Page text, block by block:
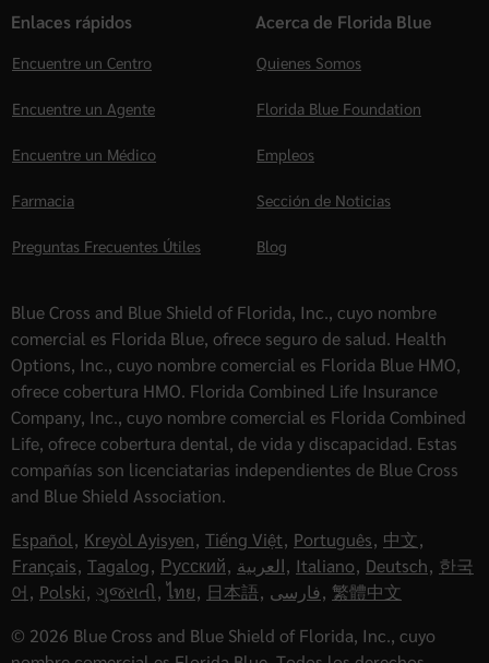
Enlaces rápidos
Encuentre un Centro
Encuentre un Agente
Encuentre un Médico
Farmacia
Preguntas Frecuentes Útiles
Acerca de Florida Blue
Quienes Somos
Florida Blue Foundation
Empleos
Sección de Noticias
Blog
Blue Cross and Blue Shield of Florida, Inc., cuyo nombre
comercial es Florida Blue, ofrece seguro de salud. Health
Options, Inc., cuyo nombre comercial es Florida Blue HMO,
ofrece cobertura HMO. Florida Combined Life Insurance
Company, Inc., cuyo nombre comercial es Florida Combined
Life, ofrece cobertura dental, de vida y discapacidad. Estas
compañías son licenciatarias independientes de Blue Cross
and Blue Shield Association.
Español, Kreyòl Ayisyen, Tiếng Việt, Português, 中文,
Français, Tagalog, Русский, العربية, Italiano, Deutsch, 한국
어, Polski, ગુજરાતી, ไทย, 日本語, فارسی, 繁體中文
© 2026 Blue Cross and Blue Shield of Florida, Inc., cuyo